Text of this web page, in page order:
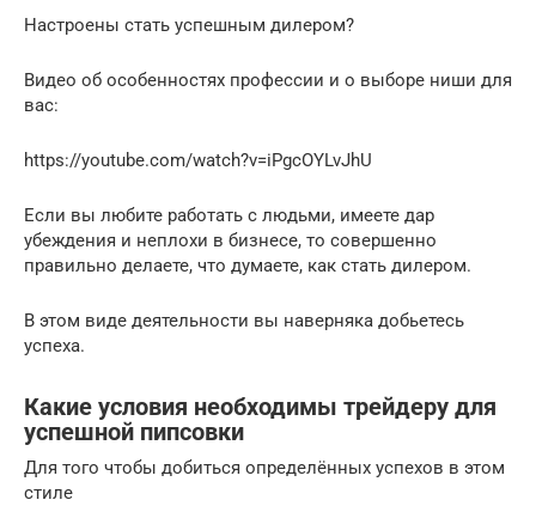
Настроены стать успешным дилером?
Видео об особенностях профессии и о выборе ниши для
вас:
https://youtube.com/watch?v=iPgcOYLvJhU
Если вы любите работать с людьми, имеете дар
убеждения и неплохи в бизнесе, то совершенно
правильно делаете, что думаете, как стать дилером.
В этом виде деятельности вы наверняка добьетесь
успеха.
Какие условия необходимы трейдеру для
успешной пипсовки
Для того чтобы добиться определённых успехов в этом
стиле